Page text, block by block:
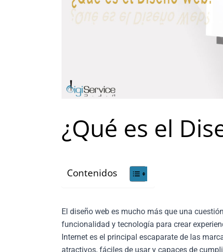
¿Qué es el
Contenidos
El diseño web es mucho más que una
funcionalidad y tecnología para crear
Internet es el principal escaparate de las
atractivos, fáciles de usar y capaces de